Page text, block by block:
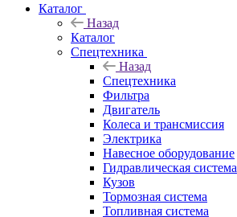
Каталог
Назад
Каталог
Спецтехника
Назад
Спецтехника
Фильтра
Двигатель
Колеса и трансмиссия
Электрика
Навесное оборудование
Гидравлическая система
Кузов
Тормозная система
Топливная система